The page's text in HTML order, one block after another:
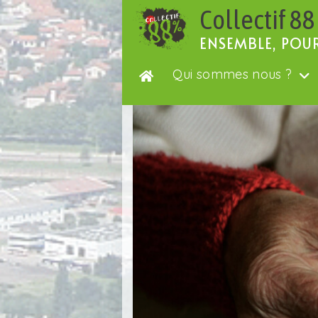
Passer
contenu
Collectif 88
ENSEMBLE,
Qui sommes nous ?